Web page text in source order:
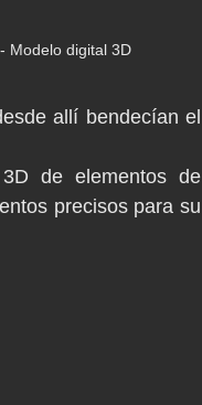
Modelo digital 3D
allí bendecían el
de elementos de
precisos para su